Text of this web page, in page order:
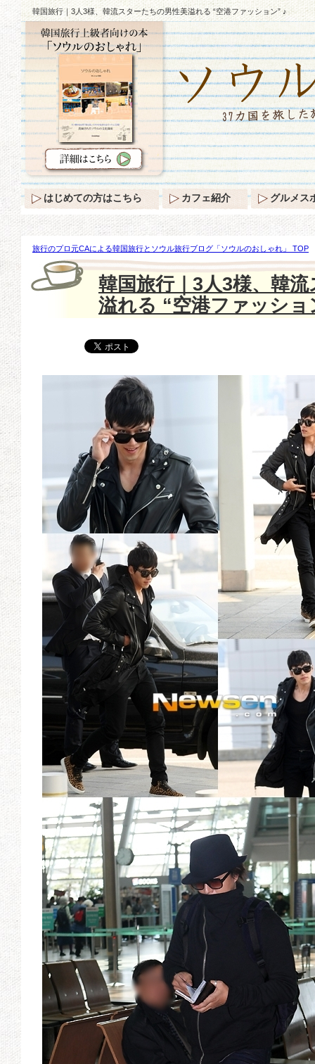
韓国旅行｜3人3様、韓流スターたちの男性美溢れる “空港ファッション” ♪
旅行のプロ元CAによる韓国旅行とソウル旅行ブログ「ソウルのおしゃれ」 TOP
韓流スターたちの男性美溢れる “空港ファッション” ♪
韓国旅行｜3人3様、韓
溢れる “空港ファッショ
はじめての方はこちら カフェ紹介 グルメス